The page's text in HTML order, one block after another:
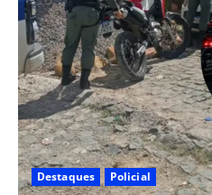
Destaques Policial